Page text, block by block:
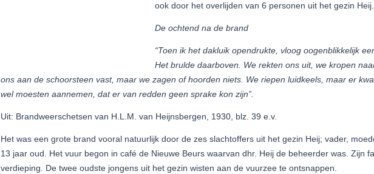
ook door het overlijden van 6 personen uit het gezin Heij.
De ochtend na de brand
“Toen ik het dakluik opendrukte, vloog oogenblikkelijk
Het brulde daarboven. We rekten ons uit, we kropen
ons aan de schoorsteen vast, maar we zagen of hoorden niets. We riepen luidkeels, maar er
wel moesten aannemen, dat er van redden geen sprake kon zijn”.
Uit: Brandweerschetsen van H.L.M. van Heijnsbergen, 1930, blz. 39 e.v.
Het was een grote brand vooral natuurlijk door de zes slachtoffers uit het gezin Heij; vader,
13 jaar oud. Het vuur begon in café de Nieuwe Beurs waarvan dhr. Heij de beheerder was. Zijn
verdieping. De twee oudste jongens uit het gezin wisten aan de vuurzee te ontsnappen.